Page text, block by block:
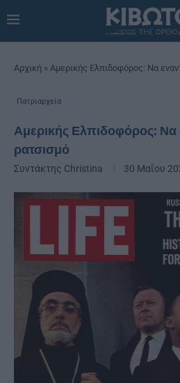
Αρχική » Αμερικής Ελπιδοφόρος: Να
Πατριαρχεία
Αμερικής Ελπιδοφόρος: Να
ρατσισμό
Συντάκτης Christina 30 Μαΐου